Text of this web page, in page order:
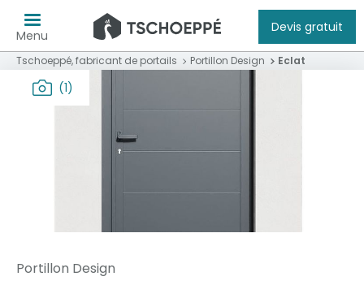
Menu
Devis gratuit
Tschoeppé, fabricant de portails Portillon Design Eclat
(1)
Portillon Design